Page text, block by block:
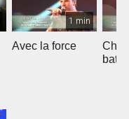
1 min
Avec la force